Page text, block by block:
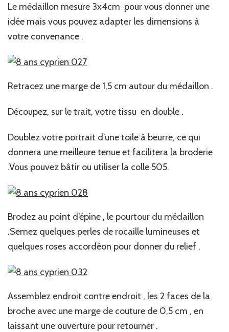
Le médaillon mesure 3x4cm pour vous donner une
idée mais vous pouvez adapter les dimensions à
votre convenance .
Retracez une marge de 1,5 cm autour du médaillon .
Découpez, sur le trait, votre tissu en double .
Doublez votre portrait d’une toile à beurre, ce qui
donnera une meilleure tenue et facilitera la broderie
.Vous pouvez bâtir ou utiliser la colle 505.
Brodez au point d’épine , le pourtour du médaillon
.Semez quelques perles de rocaille lumineuses et
quelques roses accordéon pour donner du relief .
Assemblez endroit contre endroit , les 2 faces de la
broche avec une marge de couture de 0,5 cm , en
laissant une ouverture pour retourner .